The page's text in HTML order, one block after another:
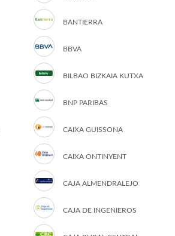
BANTIERRA
BBVA
BILBAO BIZKAIA KUTXA
BNP PARIBAS
CAIXA GUISSONA
CAIXA ONTINYENT
CAJA ALMENDRALEJO
CAJA DE INGENIEROS